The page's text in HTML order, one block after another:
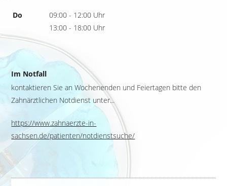
Do
09:00 - 12:00 Uhr
13:00 - 18:00 Uhr
Im Notfall
kontaktieren Sie an Wochenenden und Feiertagen bitte den
Zahnärztlichen Notdienst unter...
https://www.zahnaerzte-in-
sachsen.de/patienten/notdienstsuche/